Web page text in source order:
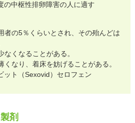
の中枢性排卵障害の人に適す
者の5％くらいとされ、その殆んどは
なくなることがある。
くなり、着床を妨げることがある。
ット（Sexovid）セロフェン
剤